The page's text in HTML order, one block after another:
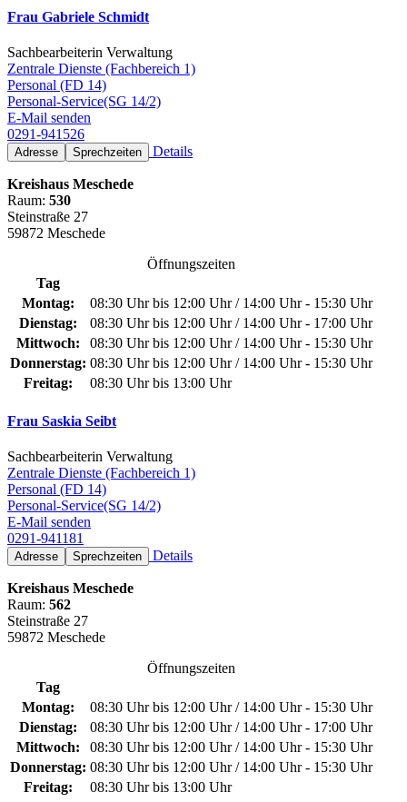
Frau Gabriele Schmidt
Sachbearbeiterin Verwaltung
Zentrale Dienste (Fachbereich 1)
Personal (FD 14)
Personal-Service(SG 14/2)
E-Mail senden
0291-941526
Adresse Sprechzeiten Details
Kreishaus Meschede
Raum: 530
Steinstraße 27
59872 Meschede
Öffnungszeiten
Tag
Montag:
08:30 Uhr bis 12:00 Uhr / 14:00 Uhr - 15:30 Uhr
Dienstag:
08:30 Uhr bis 12:00 Uhr / 14:00 Uhr - 17:00 Uhr
Mittwoch:
08:30 Uhr bis 12:00 Uhr / 14:00 Uhr - 15:30 Uhr
Donnerstag: 08:30 Uhr bis 12:00 Uhr / 14:00 Uhr - 15:30 Uhr
Freitag:
08:30 Uhr bis 13:00 Uhr
Frau Saskia Seibt
Sachbearbeiterin Verwaltung
Zentrale Dienste (Fachbereich 1)
Personal (FD 14)
Personal-Service(SG 14/2)
E-Mail senden
0291-941181
Adresse Sprechzeiten Details
Kreishaus Meschede
Raum: 562
Steinstraße 27
59872 Meschede
Öffnungszeiten
Tag
Montag:
08:30 Uhr bis 12:00 Uhr / 14:00 Uhr - 15:30 Uhr
Dienstag:
08:30 Uhr bis 12:00 Uhr / 14:00 Uhr - 17:00 Uhr
Mittwoch:
08:30 Uhr bis 12:00 Uhr / 14:00 Uhr - 15:30 Uhr
Donnerstag: 08:30 Uhr bis 12:00 Uhr / 14:00 Uhr - 15:30 Uhr
Freitag:
08:30 Uhr bis 13:00 Uhr